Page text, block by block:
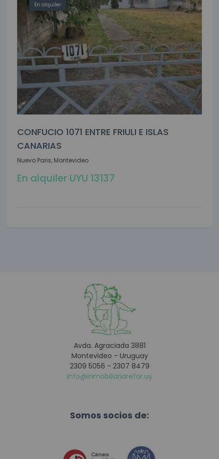
En alquiler
CONFUCIO 1071 ENTRE FRIULI E ISLAS
CANARIAS
Nuevo Paris, Montevideo
En alquiler UYU 13137
Avda. Agraciada 3881
Montevideo - Uruguay
2309 5056 - 2307 8479
info@inmobiliariarefor.uy
Somos socios de: